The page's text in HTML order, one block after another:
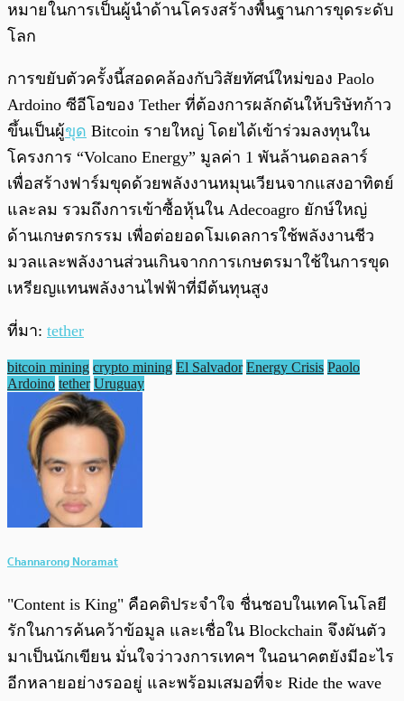
หมายในการเป็นผู้นำด้านโครงสร้างพื้นฐานการขุดระดับ
โลก
การขยับตัวครั้งนี้สอดคล้องกับวิสัยทัศน์ใหม่ของ Paolo
Ardoino ซีอีโอของ Tether ที่ต้องการผลักดันให้บริษัทก้าว
ขึ้นเป็นผู้ขุด Bitcoin รายใหญ่ โดยได้เข้าร่วมลงทุนใน
โครงการ “Volcano Energy” มูลค่า 1 พันล้านดอลลาร์
เพื่อสร้างฟาร์มขุดด้วยพลังงานหมุนเวียนจากแสงอาทิตย์
และลม รวมถึงการเข้าซื้อหุ้นใน Adecoagro ยักษ์ใหญ่
ด้านเกษตรกรรม เพื่อต่อยอดโมเดลการใช้พลังงานชีว
มวลและพลังงานส่วนเกินจากการเกษตรมาใช้ในการขุด
เหรียญแทนพลังงานไฟฟ้าที่มีต้นทุนสูง
ที่มา: tether
bitcoin mining crypto mining El Salvador Energy Crisis Paolo
Ardoino tether Uruguay
Channarong Noramat
"Content is King" คือคติประจำใจ ชื่นชอบในเทคโนโลยี
รักในการค้นคว้าข้อมูล และเชื่อใน Blockchain จึงผันตัว
มาเป็นนักเขียน มั่นใจว่าวงการเทคฯ ในอนาคตยังมีอะไร
อีกหลายอย่างรออยู่ และพร้อมเสมอที่จะ Ride the wave